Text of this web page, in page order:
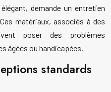
demande un entretien
matériaux, associés à des
poser des problèmes
âgées ou handicapées.
standards